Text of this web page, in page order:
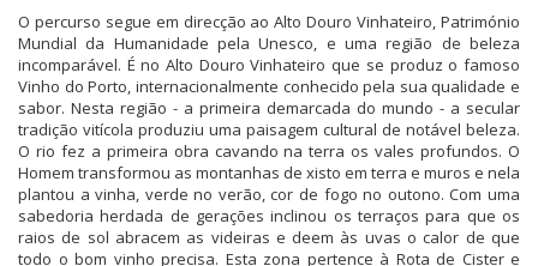
O percurso segue em direcção ao Alto Douro Vinhateiro, Património
Mundial da Humanidade pela Unesco, e uma região de beleza
incomparável. É no Alto Douro Vinhateiro que se produz o famoso
Vinho do Porto, internacionalmente conhecido pela sua qualidade e
sabor. Nesta região - a primeira demarcada do mundo - a secular
tradição vitícola produziu uma paisagem cultural de notável beleza.
O rio fez a primeira obra cavando na terra os vales profundos. O
Homem transformou as montanhas de xisto em terra e muros e nela
plantou a vinha, verde no verão, cor de fogo no outono. Com uma
sabedoria herdada de gerações inclinou os terraços para que os
raios de sol abracem as videiras e deem às uvas o calor de que
todo o bom vinho precisa. Esta zona pertence à Rota de Cister e